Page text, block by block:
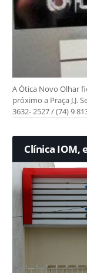
A Ótica Novo Olhar
próximo a Praça J.J.
3632- 2527 / (74) 9
Clínica IOM,